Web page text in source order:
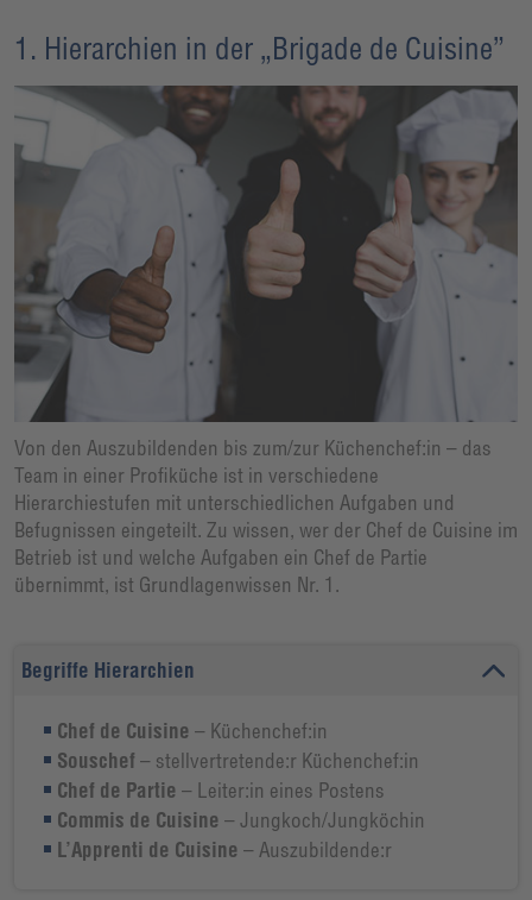
1. Hierarchien in der „Brigade de Cuisine”
Von den Auszubildenden bis zum/zur Küchenchef:in – das
Team in einer Profiküche ist in verschiedene
Hierarchiestufen mit unterschiedlichen Aufgaben und
Befugnissen eingeteilt. Zu wissen, wer der Chef de Cuisine im
Betrieb ist und welche Aufgaben ein Chef de Partie
übernimmt, ist Grundlagenwissen Nr. 1.
Begriffe Hierarchien
Chef de Cuisine – Küchenchef:in
Souschef – stellvertretende:r Küchenchef:in
Chef de Partie– Leiter:in eines Postens
Commis de Cuisine – Jungkoch/Jungköchin
L’Apprenti de Cuisine – Auszubildende:r